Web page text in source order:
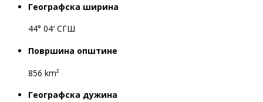
Географска ширина
44° 04′ СГШ
Површина општине
856 km²
Географска дужина